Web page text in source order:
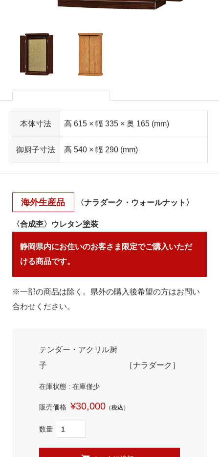
本体寸法 高 615 × 幅 335 × 奥 165 (mm)
御厨子寸法 高 540 × 幅 290 (mm)
海外生産品 〈ナラダーク・ウォールナット〉
〈合成杢〉ウレタン塗装
静岡県内にお住いのお客さま限定でご購入いただ
ける商品です。
※一部の商品は除く。県外の購入後希望の方はお問い
合わせください。
テンダー・アクリル厨
子 ［ナラダーク］
在庫状態 : 在庫僅少
販売価格 ¥30,000（税込）
数量